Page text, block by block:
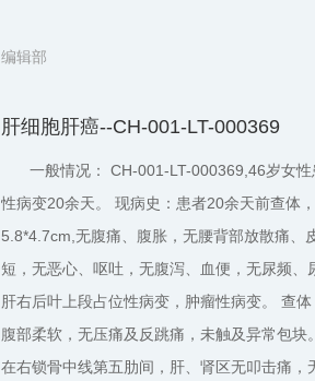
编辑部
肝细胞肝癌--CH-001-LT-000369
一般情况： CH-001-LT-000369,46岁女
性病变20余天。 现病史：患者20余天前查体
5.8*4.7cm,无腹痛、腹胀，无腰背部放散痛
短，无恶心、呕吐，无腹泻、血便，无尿频
肝右后叶上段占位性病变，肿瘤性病变。 查
腹部柔软，无压痛及反跳痛，未触及异常包
在右锁骨中线第五肋间，肝、肾区无叩击痛，